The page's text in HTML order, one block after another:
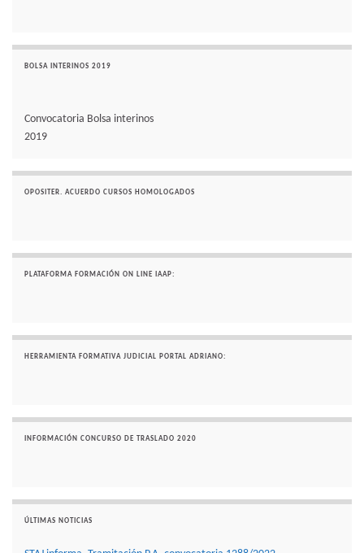
BOLSA INTERINOS 2019
Convocatoria Bolsa interinos
2019
OPOSITER. ACUERDO CURSOS HOMOLOGADOS
PLATAFORMA FORMACIÓN ON LINE IAAP:
HERRAMIENTA FORMATIVA JUDICIAL PORTAL ADRIANO:
INFORMACIÓN CONCURSO DE TRASLADO 2020
ÚLTIMAS NOTICIAS